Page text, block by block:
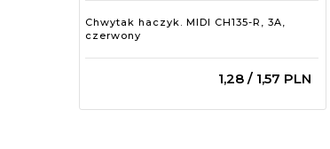
Chwytak haczyk. MIDI CH135-R, 3A,
czerwony
1,28 / 1,57 PLN